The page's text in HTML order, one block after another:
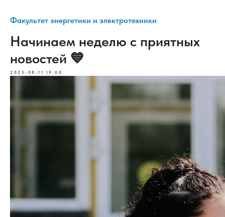
Факультет энергетики и электротехники
Начинаем неделю с приятных
новостей 💙
2025-08-11 19:00